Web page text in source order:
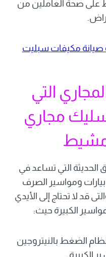
على صحة العاملين من
مكيفات سبليت
التي
مجاري
الحديثة التي تساعد في
ومواسير الصرف
قد لا تحتاج إلى الأيدي
الكبيرة حيث:
الضغط بالنيتروجين